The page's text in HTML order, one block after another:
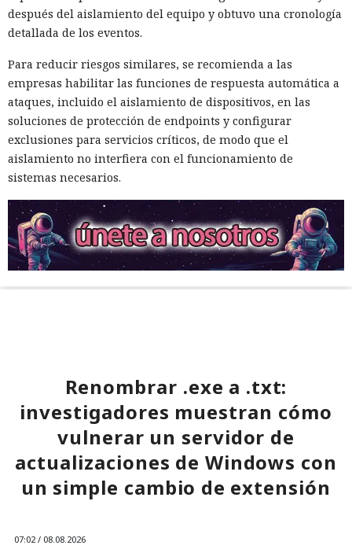
después del aislamiento del equipo y obtuvo una cronología
detallada de los eventos.
Para reducir riesgos similares, se recomienda a las
empresas habilitar las funciones de respuesta automática a
ataques, incluido el aislamiento de dispositivos, en las
soluciones de protección de endpoints y configurar
exclusiones para servicios críticos, de modo que el
aislamiento no interfiera con el funcionamiento de
sistemas necesarios.
Renombrar .exe a .txt:
investigadores muestran cómo
vulnerar un servidor de
actualizaciones de Windows con
un simple cambio de extensión
07:02 / 08.08.2026